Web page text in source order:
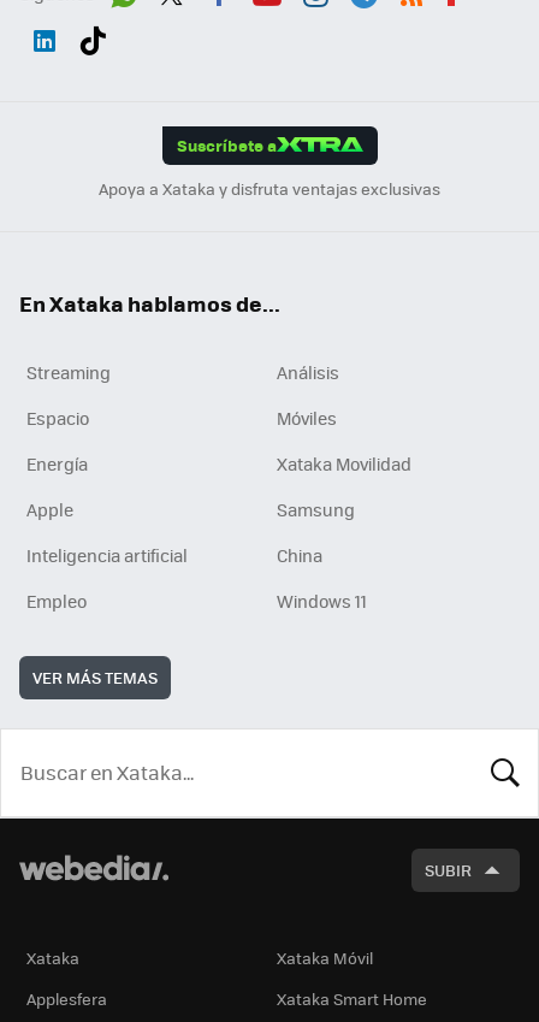
Suscríbete a
Apoya a Xataka y disfruta ventajas exclusivas
En Xataka hablamos de...
Streaming
Análisis
Espacio
Móviles
Energía
Xataka Movilidad
Apple
Samsung
Inteligencia artificial
China
Empleo
Windows 11
VER MÁS TEMAS
SUBIR
Xataka
Xataka Móvil
Applesfera
Xataka Smart Home